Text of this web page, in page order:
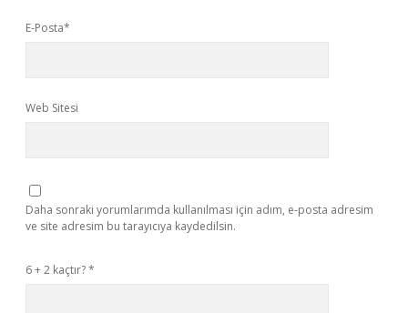
E-Posta*
Web Sitesi
Daha sonraki yorumlarımda kullanılması için adım, e-posta adresim
ve site adresim bu tarayıcıya kaydedilsin.
6 + 2 kaçtır?*